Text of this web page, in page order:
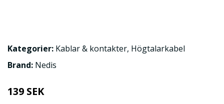
Kategorier: Kablar & kontakter, Högtalarkabel
Brand: Nedis
139 SEK